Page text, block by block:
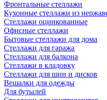
Фронтальные стеллажи
Кухонные стеллажи из
Стеллажи оцинкованные
Офисные стеллажи
Бытовые стеллажи для дома
Стеллажи для гаража
Стеллажи для балкона
Стеллажи в кладовку
Стеллажи для шин и дисков
Вешалки для одежды
Для бутылей